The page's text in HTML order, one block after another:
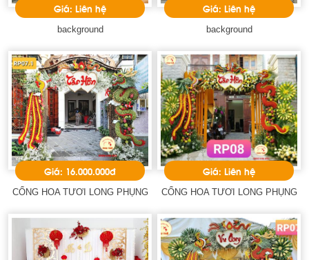
Giá: Liên hệ
background
Giá: Liên hệ
background
Giá: 16.000.000đ
CỔNG HOA TƯƠI LONG PHỤNG
Giá: Liên hệ
CỔNG HOA TƯƠI LONG PHỤNG